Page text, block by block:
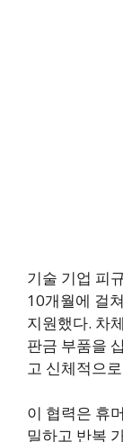
기술 기업 피
10개월에 걸
지원했다. 차
판금 부품을
고 신체적으
이 협력은 휴
밀하고 반복